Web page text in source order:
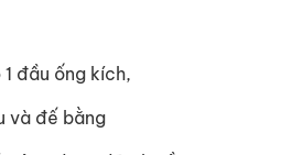
đầu ống kích,
và đế bằng